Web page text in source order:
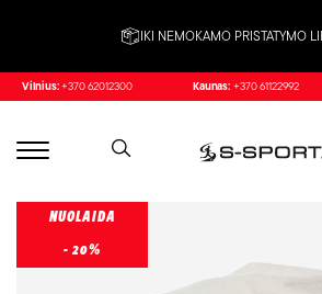
IKI NEMOKAMO PRISTATYMO
Vilnius: +370 62012300 Kaunas: +370 61122992
NUOLAIDA
- 20%